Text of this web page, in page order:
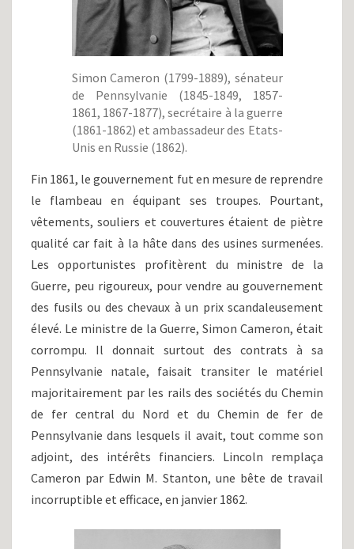
Simon Cameron (1799-1889), sénateur
de Pennsylvanie (1845-1849, 1857-
1861, 1867-1877), secrétaire à la guerre
(1861-1862) et ambassadeur des Etats-
Unis en Russie (1862).
Fin 1861, le gouvernement fut en mesure de reprendre
le flambeau en équipant ses troupes. Pourtant,
vêtements, souliers et couvertures étaient de piètre
qualité car fait à la hâte dans des usines surmenées.
Les opportunistes profitèrent du ministre de la
Guerre, peu rigoureux, pour vendre au gouvernement
des fusils ou des chevaux à un prix scandaleusement
élevé. Le ministre de la Guerre, Simon Cameron, était
corrompu. Il donnait surtout des contrats à sa
Pennsylvanie natale, faisait transiter le matériel
majoritairement par les rails des sociétés du Chemin
de fer central du Nord et du Chemin de fer de
Pennsylvanie dans lesquels il avait, tout comme son
adjoint, des intérêts financiers. Lincoln remplaça
Cameron par Edwin M. Stanton, une bête de travail
incorruptible et efficace, en janvier 1862.